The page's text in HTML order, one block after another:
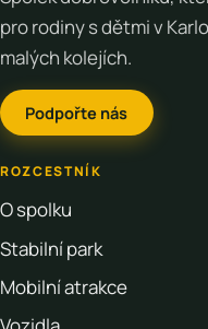
pro rodiny s dětmi v
malých kolejích.
Podpořte nás
ROZCESTNÍK
O spolku
Stabilní park
Mobilní atrakce